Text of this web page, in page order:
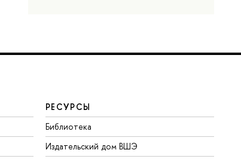
РЕСУРСЫ
Библиотека
Издательский дом ВШЭ